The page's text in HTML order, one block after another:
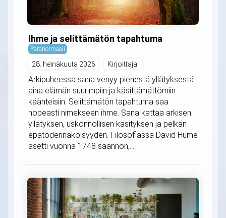
Ihme ja selittämätön tapahtuma
Paranormaali
28. heinäkuuta 2026 Kirjoittaja:
Arkipuheessa sana venyy pienestä yllätyksestä
aina elämän suurimpiin ja käsittämättömiin
käänteisiin. Selittämätön tapahtuma saa
nopeasti nimekseen ihme. Sana kattaa arkisen
yllätyksen, uskonnollisen käsityksen ja pelkän
epätodennäköisyyden. Filosofiassa David Hume
asetti vuonna 1748 säännön,...